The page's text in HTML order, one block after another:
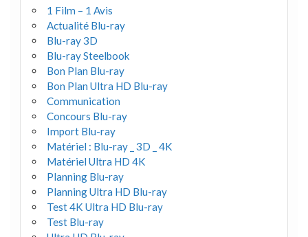
1 Film – 1 Avis
Actualité Blu-ray
Blu-ray 3D
Blu-ray Steelbook
Bon Plan Blu-ray
Bon Plan Ultra HD Blu-ray
Communication
Concours Blu-ray
Import Blu-ray
Matériel : Blu-ray _ 3D _ 4K
Matériel Ultra HD 4K
Planning Blu-ray
Planning Ultra HD Blu-ray
Test 4K Ultra HD Blu-ray
Test Blu-ray